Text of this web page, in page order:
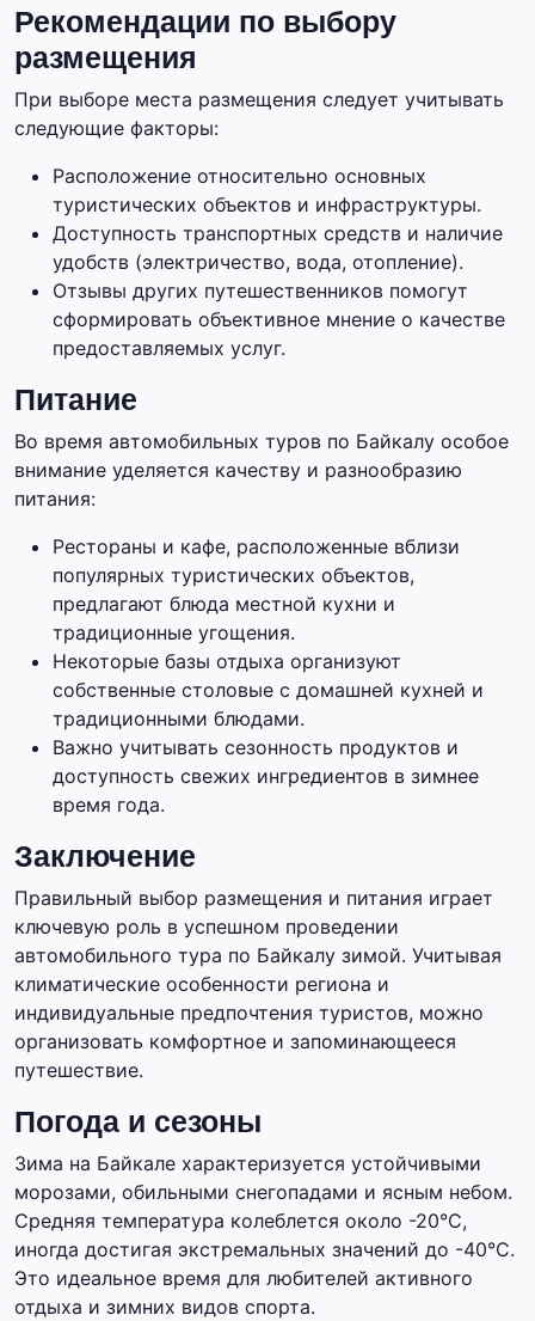
Рекомендации по выбору
размещения
При выборе места размещения следует учитывать
следующие факторы:
Расположение относительно основных
туристических объектов и инфраструктуры.
Доступность транспортных средств и наличие
удобств (электричество, вода, отопление).
Отзывы других путешественников помогут
сформировать объективное мнение о качестве
предоставляемых услуг.
Питание
Во время автомобильных туров по Байкалу особое
внимание уделяется качеству и разнообразию
питания:
Рестораны и кафе, расположенные вблизи
популярных туристических объектов,
предлагают блюда местной кухни и
традиционные угощения.
Некоторые базы отдыха организуют
собственные столовые с домашней кухней и
традиционными блюдами.
Важно учитывать сезонность продуктов и
доступность свежих ингредиентов в зимнее
время года.
Заключение
Правильный выбор размещения и питания играет
ключевую роль в успешном проведении
автомобильного тура по Байкалу зимой. Учитывая
климатические особенности региона и
индивидуальные предпочтения туристов, можно
организовать комфортное и запоминающееся
путешествие.
Погода и сезоны
Зима на Байкале характеризуется устойчивыми
морозами, обильными снегопадами и ясным небом.
Средняя температура колеблется около -20°C,
иногда достигая экстремальных значений до -40°C.
Это идеальное время для любителей активного
отдыха и зимних видов спорта.